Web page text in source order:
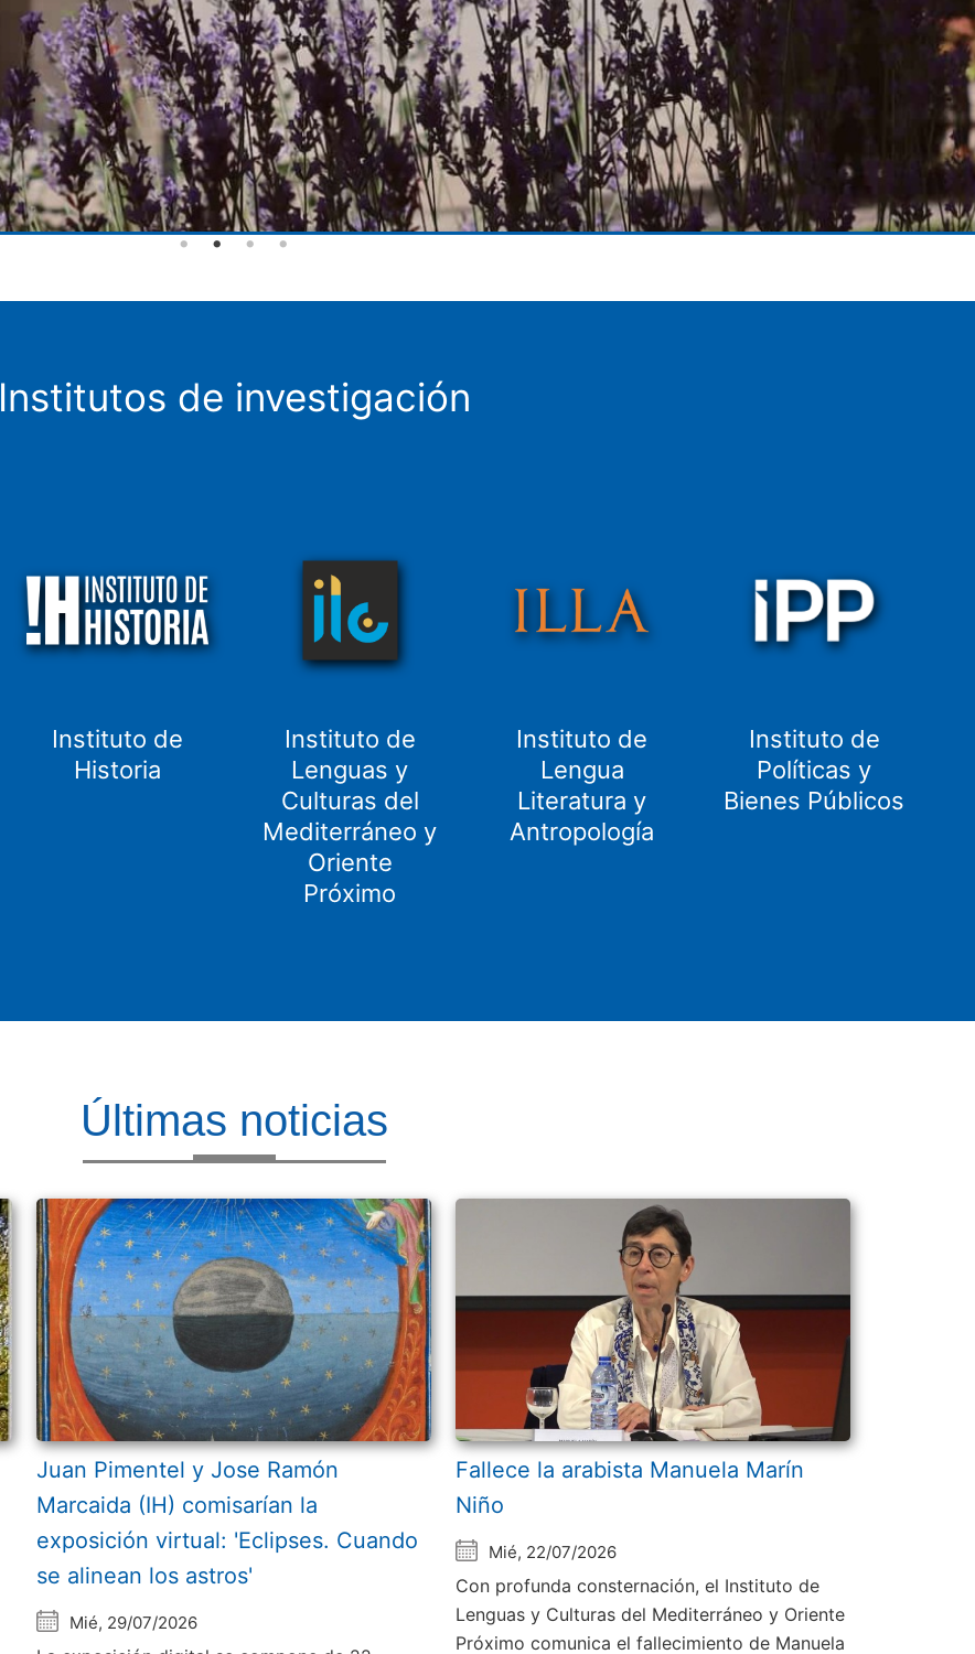
Institutos de investigación
Instituto de
Historia
Instituto de
Lenguas y
Culturas del
Mediterráneo y
Oriente
Próximo
Instituto de
Lengua
Literatura y
Antropología
Instituto de
Políticas y
Bienes Públicos
Últimas noticias
Juan Pimentel y Jose Ramón
Marcaida (IH) comisarían la
exposición virtual: 'Eclipses. Cuando
se alinean los astros'
Mié, 29/07/2026
Fallece la arabista Manuela Marín
Niño
Mié, 22/07/2026
Con profunda consternación, el Instituto de
Lenguas y Culturas del Mediterráneo y Oriente
Próximo comunica el fallecimiento de Manuela